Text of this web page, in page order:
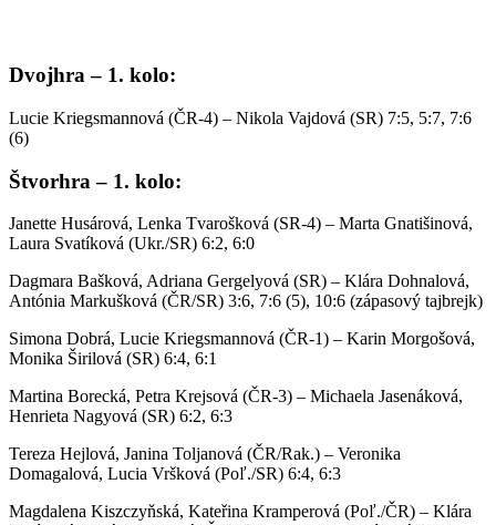
Dvojhra – 1. kolo:
Lucie Kriegsmannová (ČR-4) – Nikola Vajdová (SR) 7:5, 5:7, 7:6
(6)
Štvorhra – 1. kolo:
Janette Husárová, Lenka Tvarošková (SR-4) – Marta Gnatišinová,
Laura Svatíková (Ukr./SR) 6:2, 6:0
Dagmara Bašková, Adriana Gergelyová (SR) – Klára Dohnalová,
Antónia Markušková (ČR/SR) 3:6, 7:6 (5), 10:6 (zápasový tajbrejk)
Simona Dobrá, Lucie Kriegsmannová (ČR-1) – Karin Morgošová,
Monika Širilová (SR) 6:4, 6:1
Martina Borecká, Petra Krejsová (ČR-3) – Michaela Jasenáková,
Henrieta Nagyová (SR) 6:2, 6:3
Tereza Hejlová, Janina Toljanová (ČR/Rak.) – Veronika
Domagalová, Lucia Vršková (Poľ./SR) 6:4, 6:3
Magdalena Kiszczyňská, Kateřina Kramperová (Poľ./ČR) – Klára